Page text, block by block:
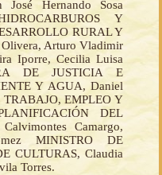
José Hernando Sosa
Y
RURAL Y
Olivera, Arturo Vladimir
Iporre, Cecilia Luisa
DE JUSTICIA E
Y AGUA, Daniel
TRABAJO, EMPLEO Y
DEL
Camargo,
MINISTRO DE
CULTURAS, Claudia
Torres.